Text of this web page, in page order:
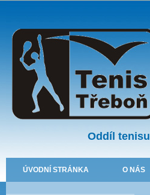
Oddíl tenisu
ÚVODNÍ STRÁNKA O NÁS